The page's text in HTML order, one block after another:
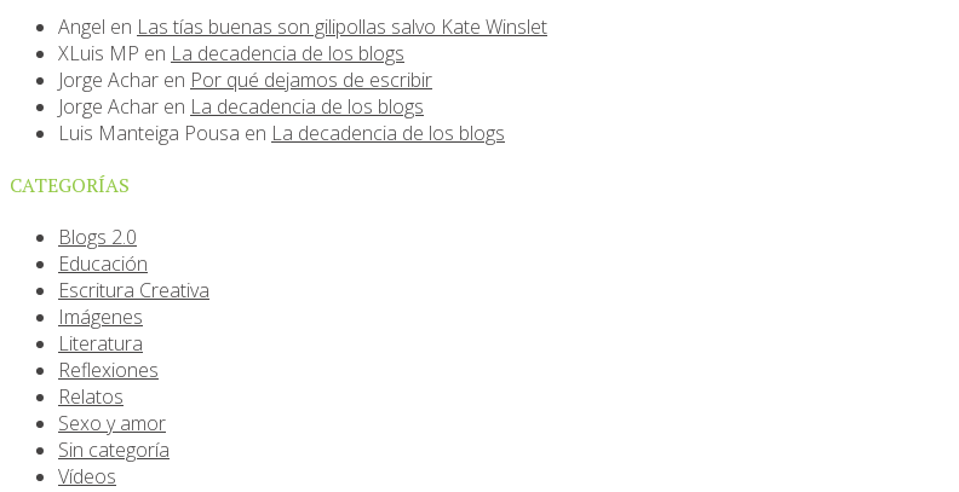
Angel en Las tías buenas son gilipollas salvo Kate Winslet
XLuis MP en La decadencia de los blogs
Jorge Achar en Por qué dejamos de escribir
Jorge Achar en La decadencia de los blogs
Luis Manteiga Pousa en La decadencia de los blogs
CATEGORÍAS
Blogs 2.0
Educación
Escritura Creativa
Imágenes
Literatura
Reflexiones
Relatos
Sexo y amor
Sin categoría
Vídeos